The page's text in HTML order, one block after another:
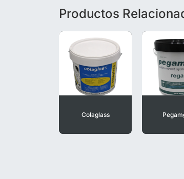
Productos
Colaglass